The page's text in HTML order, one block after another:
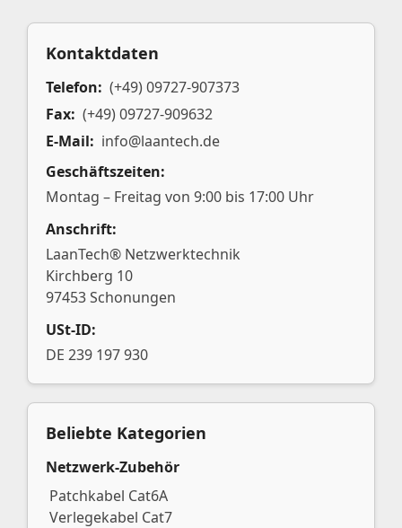
Kontaktdaten
Telefon: (+49) 09727-907373
Fax: (+49) 09727-909632
E-Mail: info@laantech.de
Geschäftszeiten:
Montag – Freitag von 9:00 bis 17:00 Uhr
Anschrift:
LaanTech® Netzwerktechnik
Kirchberg 10
97453 Schonungen
USt-ID:
DE 239 197 930
Beliebte Kategorien
Netzwerk-Zubehör
Patchkabel Cat6A
Verlegekabel Cat7